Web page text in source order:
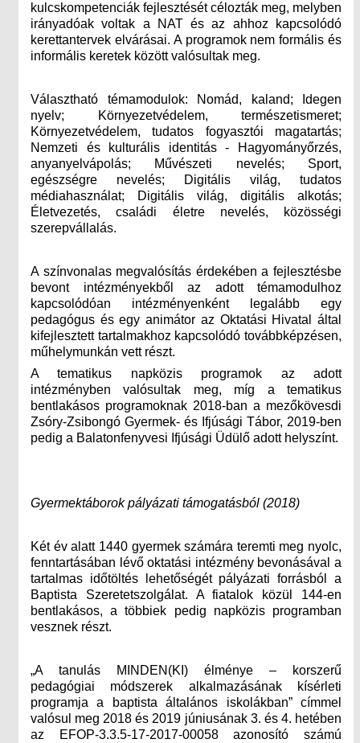
kulcskompetenciák fejlesztését célozták meg, melyben
irányadóak voltak a NAT és az ahhoz kapcsolódó
kerettantervek elvárásai. A programok nem formális és
informális keretek között valósultak meg.
Választható témamodulok: Nomád, kaland; Idegen
nyelv; Környezetvédelem, természetismeret;
Környezetvédelem, tudatos fogyasztói magatartás;
Nemzeti és kulturális identitás - Hagyományőrzés,
anyanyelvápolás; Művészeti nevelés; Sport,
egészségre nevelés; Digitális világ, tudatos
médiahasználat; Digitális világ, digitális alkotás;
Életvezetés, családi életre nevelés, közösségi
szerepvállalás.
A színvonalas megvalósítás érdekében a fejlesztésbe
bevont intézményekből az adott témamodulhoz
kapcsolódóan intézményenként legalább egy
pedagógus és egy animátor az Oktatási Hivatal által
kifejlesztett tartalmakhoz kapcsolódó továbbképzésen,
műhelymunkán vett részt.
A tematikus napközis programok az adott
intézményben valósultak meg, míg a tematikus
bentlakásos programoknak 2018-ban a mezőkövesdi
Zsóry-Zsibongó Gyermek- és Ifjúsági Tábor, 2019-ben
pedig a Balatonfenyvesi Ifjúsági Üdülő adott helyszínt.
Gyermektáborok pályázati támogatásból (2018)
Két év alatt 1440 gyermek számára teremti meg nyolc,
fenntartásában lévő oktatási intézmény bevonásával a
tartalmas időtöltés lehetőségét pályázati forrásból a
Baptista Szeretetszolgálat. A fiatalok közül 144-en
bentlakásos, a többiek pedig napközis programban
vesznek részt.
„A tanulás MINDEN(KI) élménye – korszerű
pedagógiai módszerek alkalmazásának kísérleti
programja a baptista általános iskolákban” címmel
valósul meg 2018 és 2019 júniusának 3. és 4. hetében
az EFOP-3.3.5-17-2017-00058 azonosító számú